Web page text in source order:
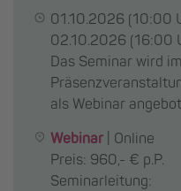
01.10.2026 (10:00
02.10.2026 (16:00
Das Seminar wird
als Webinar
Webinar
Online
Preis: 960,- € p.P.
Seminarleitung: